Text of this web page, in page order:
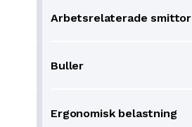
Arbetsrelaterade smittor
Buller
Ergonomisk belastning